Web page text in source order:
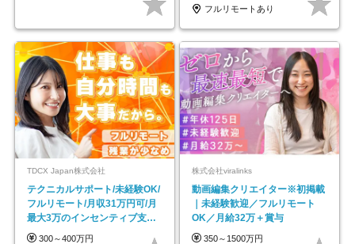
フルリモートあり
TDCX Japan株式会社
テクニカルサポート/未経験OK/
フルリモート/月収31万円可/月
最大3万のインセンティブ支給/
平均年齢33歳
300～400万円
株式会社viralinks
動画編集クリエイター※初掲載
｜未経験歓迎／フルリモート
OK／月給32万＋賞与
350～1500万円